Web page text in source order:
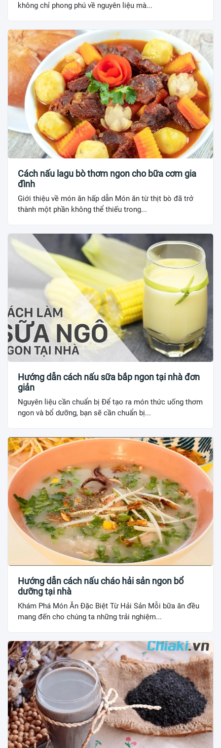
không chỉ phong phú về nguyên liệu mà...
Cách nấu lagu bò thơm ngon cho bữa cơm gia
đình
Giới thiệu về món ăn hấp dẫn Món ăn từ thịt bò đã trở
thành một phần không thể thiếu trong...
Hướng dẫn cách nấu sữa bắp ngon tại nhà đơn
giản
Nguyên liệu cần chuẩn bị Để tạo ra món thức uống thơm
ngon và bổ dưỡng, bạn sẽ cần chuẩn bị...
Hướng dẫn cách nấu cháo hải sản ngon bổ
dưỡng tại nhà
Khám Phá Món Ăn Đặc Biệt Từ Hải Sản Mỗi bữa ăn đều
mang đến cho chúng ta những trải nghiệm...